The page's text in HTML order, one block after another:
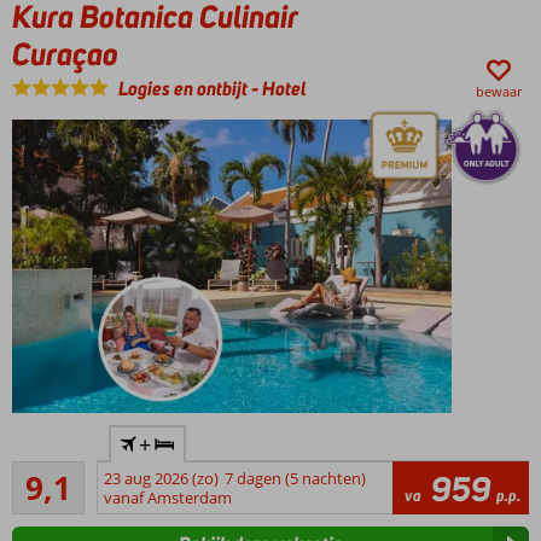
uitvalsbasis
om het
eiland te
verkennen
een
gokje
in het
casino
Tip!
Boek
vooraf
een
heerlijk
ontbijt
Kura Botanica Culinair
Curaçao
Logies en ontbijt-Hotel bewaar
gangenmenu
met een
drankje in de
Visboer,
9,1Uitstekend
241
beoordelingen
+
23 aug 2026 (zo) 7 dagen (5 nachten)
vanaf Amsterdam
va 959 p.p.